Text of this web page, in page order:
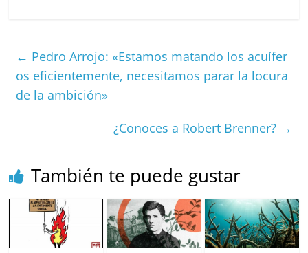
e
b
o
l s
A
p
h
at
a
d
l p
ar
← Pedro Arrojo: «Estamos matando los acuífer
os eficientemente, necesitamos parar la locura
de la ambición»
¿Conoces a Robert Brenner? →
También te puede gustar